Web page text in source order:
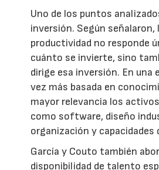
Uno de los puntos
inversión. Según señalaron,
productividad no responde
cuánto se invierte, sino
dirige esa inversión. En una
vez más basada en
mayor relevancia los
como software, diseño
organización y capacidades
García y Couto también
disponibilidad de talento